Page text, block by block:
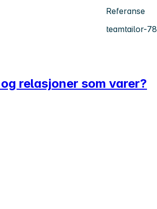
Referanse
teamtailor-
relasjoner som varer?